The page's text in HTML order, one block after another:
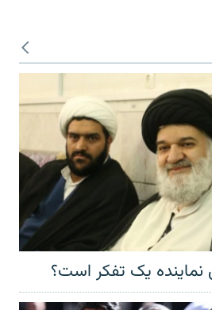
نماینده یک تفکر است؟